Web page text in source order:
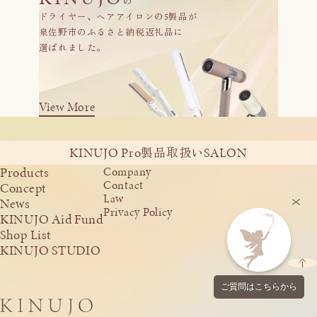
ご質問はこちらから
ドライヤー、ヘアアイロンの5製品が
泉佐野市のふるさと納税返礼品に
選ばれました。
View More
KINUJO Pro製品取扱いSALON
Products
Concept
News
KINUJO Aid Fund
Shop List
KINUJO STUDIO
Company
Contact
Law
Privacy Policy